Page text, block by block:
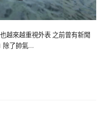
越來越重視外表 之前曾有新聞
除了帥氣…